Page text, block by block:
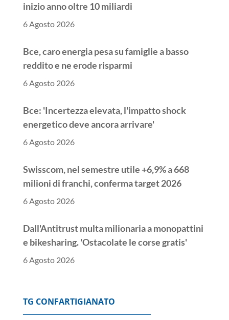
inizio anno oltre 10 miliardi
6 Agosto 2026
Bce, caro energia pesa su famiglie a basso
reddito e ne erode risparmi
6 Agosto 2026
Bce: 'Incertezza elevata, l'impatto shock
energetico deve ancora arrivare'
6 Agosto 2026
Swisscom, nel semestre utile +6,9% a 668
milioni di franchi, conferma target 2026
6 Agosto 2026
Dall'Antitrust multa milionaria a monopattini
e bikesharing. 'Ostacolate le corse gratis'
6 Agosto 2026
milionaria a monopattini e bikesharing ++
TG CONFARTIGIANATO